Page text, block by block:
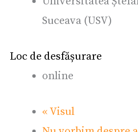
Suceava (USV)
Loc de desfășurare
online
«Visul